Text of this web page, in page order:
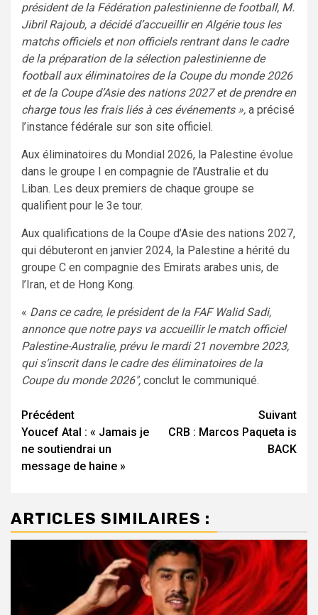
président de la Fédération palestinienne de football, M.
Jibril Rajoub, a décidé d’accueillir en Algérie tous les
matchs officiels et non officiels rentrant dans le cadre
de la préparation de la sélection palestinienne de
football aux éliminatoires de la Coupe du monde 2026
et de la Coupe d’Asie des nations 2027 et de prendre en
charge tous les frais liés à ces événements », a précisé
l’instance fédérale sur son site officiel.
Aux éliminatoires du Mondial 2026, la Palestine évolue
dans le groupe I en compagnie de l’Australie et du
Liban. Les deux premiers de chaque groupe se
qualifient pour le 3e tour.
Aux qualifications de la Coupe d’Asie des nations 2027,
qui débuteront en janvier 2024, la Palestine a hérité du
groupe C en compagnie des Emirats arabes unis, de
l’Iran, et de Hong Kong.
« Dans ce cadre, le président de la FAF Walid Sadi,
annonce que notre pays va accueillir le match officiel
Palestine-Australie, prévu le mardi 21 novembre 2023,
qui s’inscrit dans le cadre des éliminatoires de la
Coupe du monde 2026″, conclut le communiqué.
Navigation
d’article
Précédent
Youcef Atal : « Jamais je
ne soutiendrai un
message de haine »
Suivant
CRB : Marcos Paqueta is
BACK
ARTICLES SIMILAIRES :